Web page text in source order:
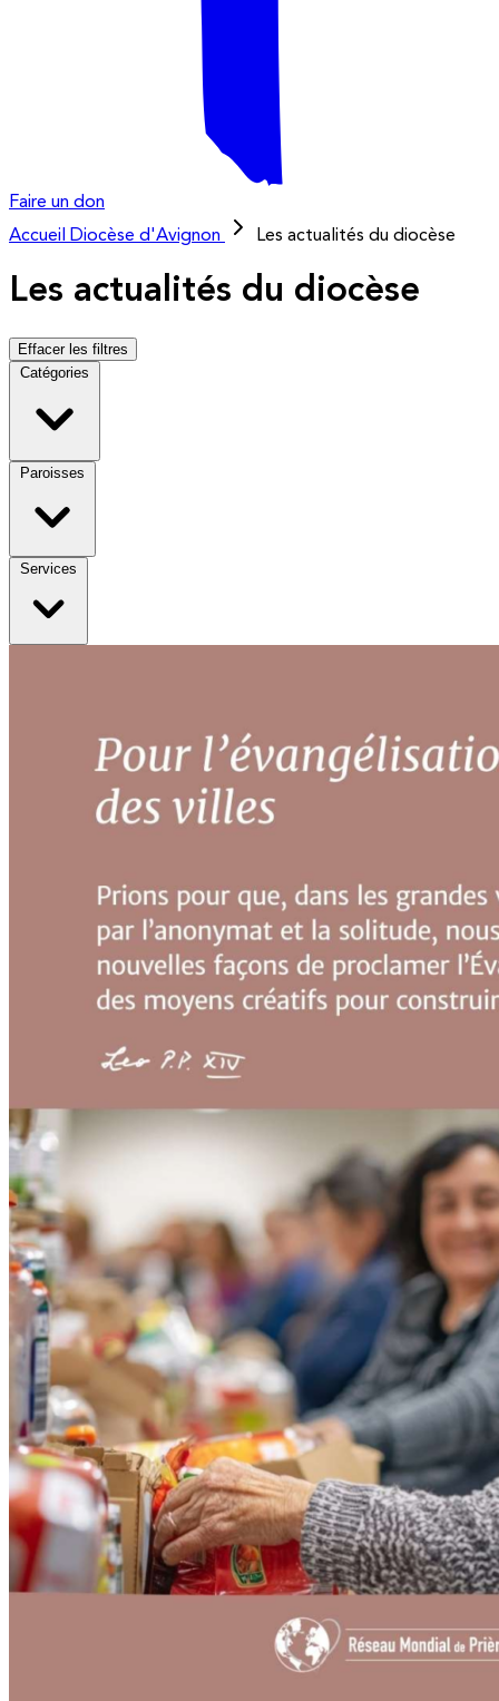
Faire un don
Accueil
Diocèse d'Avignon Les actualités du diocèse
Les actualités du diocèse
Effacer les filtres
Catégories
Paroisses
Services